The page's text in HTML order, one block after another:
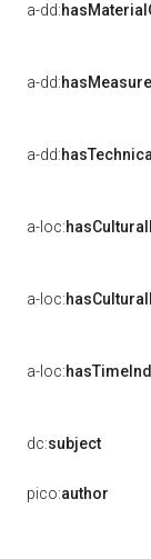
a-dd:
a-dd:
a-dd:
a-loc:
a-loc:
a-loc:
dc:subject
pico:author